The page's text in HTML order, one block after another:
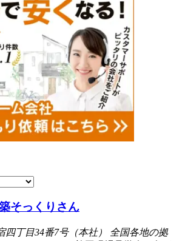
そっくりさん
四丁目34番7号（本社） 全国各地の拠